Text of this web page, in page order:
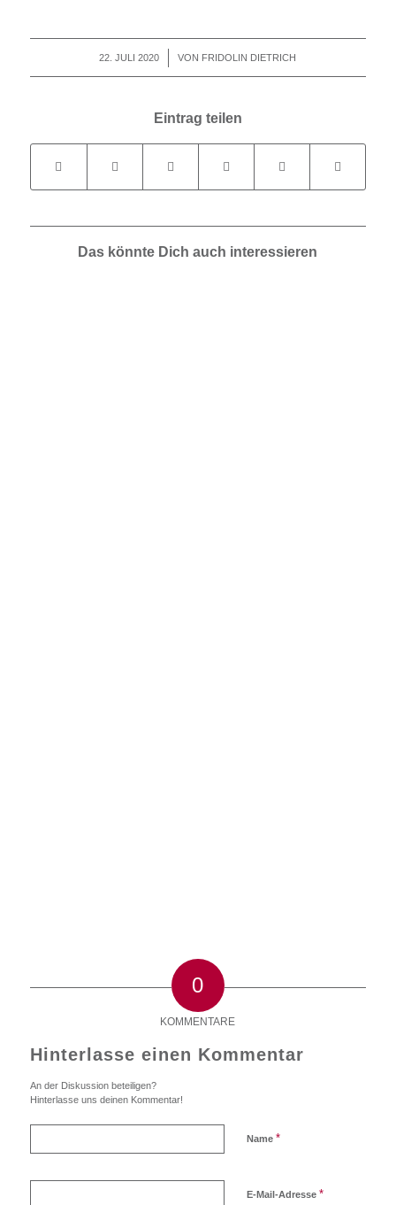
22. JULI 2020 VON FRIDOLIN DIETRICH
Eintrag teilen
Das könnte Dich auch interessieren
0
KOMMENTARE
Hinterlasse einen Kommentar
An der Diskussion beteiligen?
Hinterlasse uns deinen Kommentar!
Name *
E-Mail-Adresse *